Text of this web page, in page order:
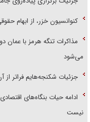
کنوانسیون خزر، از ابهام
مذاکرات تنگه هرمز با عمان
می‌شود
جزئیات شکنجه‌هایم فراتر
ادامه حیات بنگاه‌های
نیست